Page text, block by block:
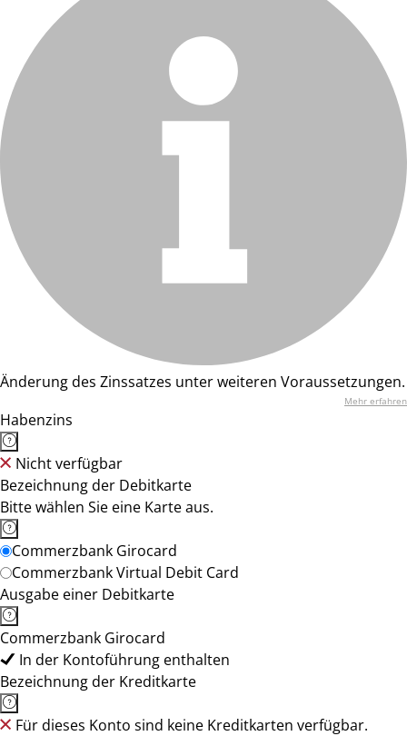
Änderung des Zinssatzes unter weiteren Voraussetzungen.
Mehr erfahren
Habenzins
Nicht verfügbar
Bezeichnung der Debitkarte
Bitte wählen Sie eine Karte aus.
Commerzbank Girocard
Commerzbank Virtual Debit Card
Ausgabe einer Debitkarte
Commerzbank Girocard
In der Kontoführung enthalten
Bezeichnung der Kreditkarte
Für dieses Konto sind keine Kreditkarten verfügbar.